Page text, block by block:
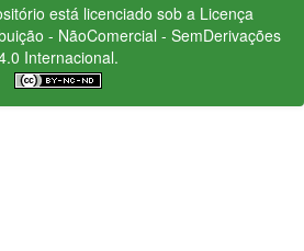
está licenciado sob a Licença
- NãoComercial - SemDerivações
Internacional.